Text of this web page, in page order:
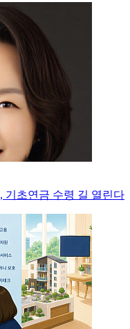
기초연금 수령 길 열린다